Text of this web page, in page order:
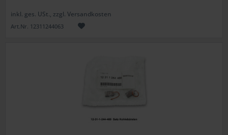
inkl. ges. USt., zzgl. Versandkosten
Art.Nr. 12311244063